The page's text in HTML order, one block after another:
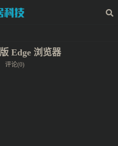
Edge 浏览器
评论(0)